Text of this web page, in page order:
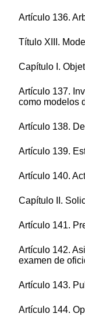
Artículo 136.
Título XIII.
Capítulo I.
Artículo 137.
como modelos
Artículo 138.
Artículo 139.
Artículo 140.
Capítulo II.
Artículo 141.
Artículo 142.
examen de
Artículo 143.
Artículo 144.